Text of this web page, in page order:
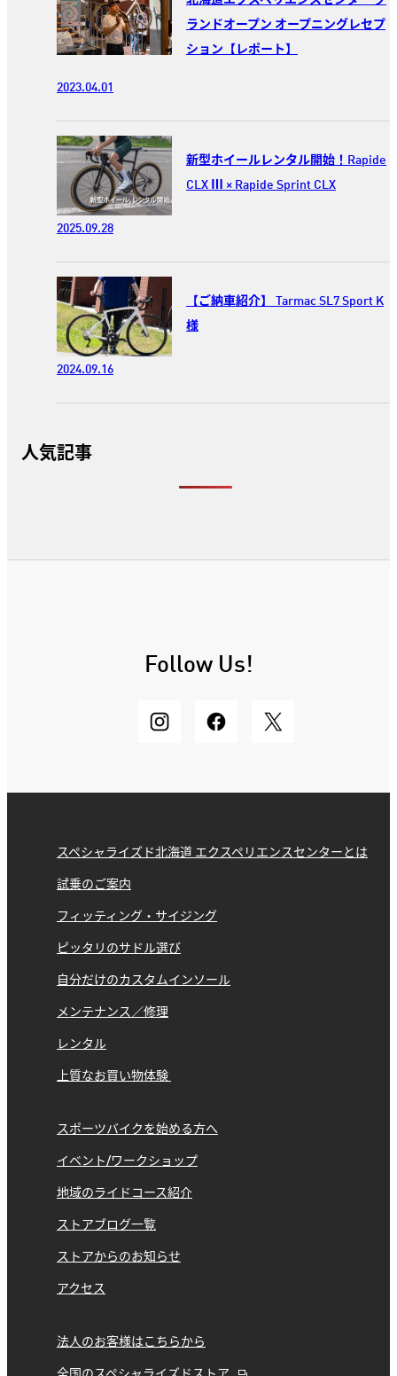
ランドオープン オープニングレセプ
ション【レポート】
2023.04.01
新型ホイールレンタル開始！Rapide
CLX Ⅲ × Rapide Sprint CLX
2025.09.28
【ご納車紹介】 Tarmac SL7 Sport K
様
2024.09.16
人気記事
Follow Us!
スペシャライズド北海道 エクスペリエンスセンターとは
試乗のご案内
フィッティング・サイジング
ピッタリのサドル選び
自分だけのカスタムインソール
メンテナンス／修理
レンタル
上質なお買い物体験
スポーツバイクを始める方へ
イベント/ワークショップ
地域のライドコース紹介
ストアブログ一覧
ストアからのお知らせ
アクセス
法人のお客様はこちらから